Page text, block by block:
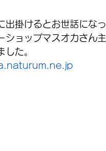
掛けるとお世話になっ
ショップマスオカさん
た。